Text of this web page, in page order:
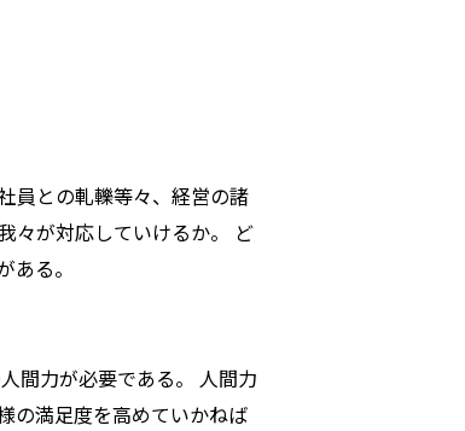
員との軋轢等々、経営の諸
々が対応していけるか。 ど
る。
間力が必要である。 人間力
の満足度を高めていかねば